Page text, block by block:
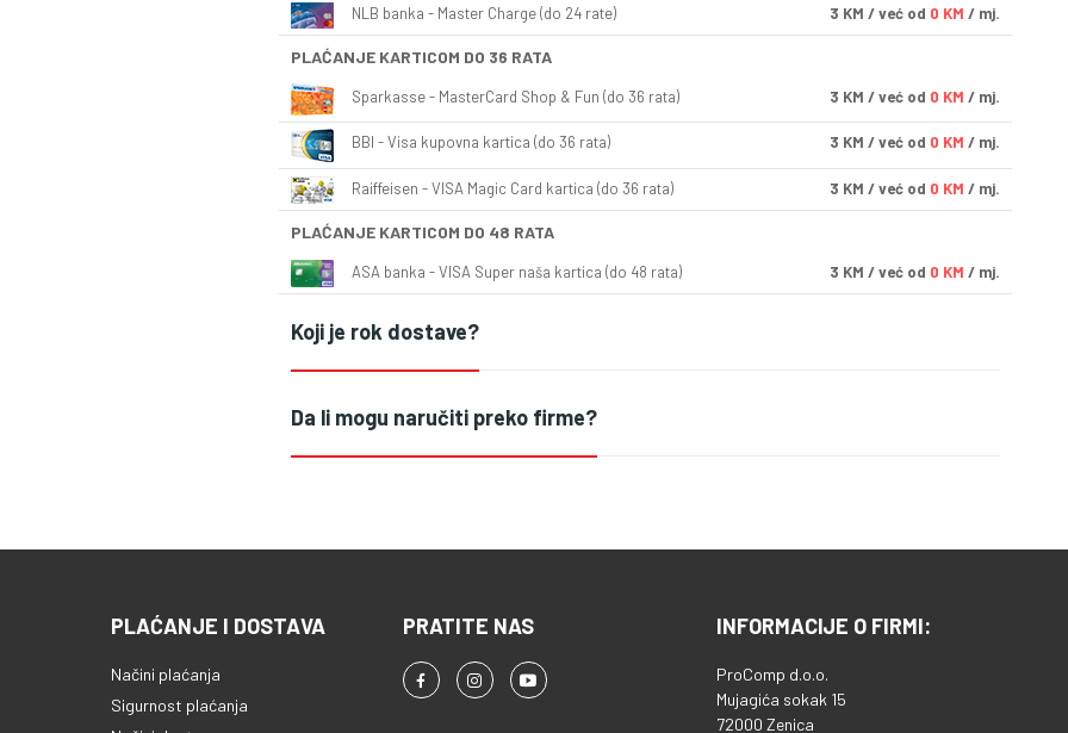
NLB banka - Master Charge (do 24 rate) 3 KM / već od 0 KM / mj.
PLAĆANJE KARTICOM DO 36 RATA
Sparkasse - MasterCard Shop & Fun (do 36 rata) 3 KM / već od 0 KM / mj.
BBI - Visa kupovna kartica (do 36 rata) 3 KM / već od 0 KM / mj.
Raiffeisen - VISA Magic Card kartica (do 36 rata) 3 KM / već od 0 KM / mj.
PLAĆANJE KARTICOM DO 48 RATA
ASA banka - VISA Super naša kartica (do 48 rata) 3 KM / već od 0 KM / mj.
Koji je rok dostave?
Da li mogu naručiti preko firme?
PLAĆANJE I DOSTAVA
Načini plaćanja
Sigurnost plaćanja
PRATITE NAS INFORMACIJE O FIRMI:
ProComp d.o.o.
Mujagića sokak 15
72000 Zenica